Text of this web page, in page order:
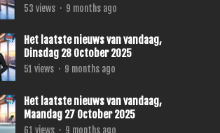
53 views · 9 months ago
Het laatste nieuws van vandaag,
Dinsdag 28 October 2025
51 views · 9 months ago
Het laatste nieuws van vandaag,
Maandag 27 October 2025
61 views · 9 months ago